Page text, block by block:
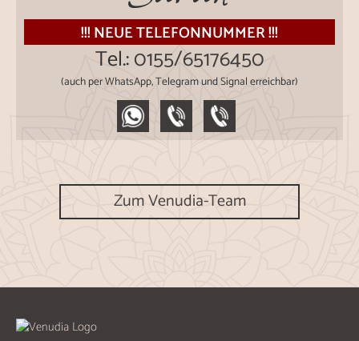
Herzlichen Dank liebe Sarah. Ich freue mich schon jetzt auf ein
Wiedersehen :-).!!! NEUE TELEFONNUMMER !!!
Tel.:0155/65176450
(auch per WhatsApp, Telegram und Signal erreichbar)
Zum Venudia-Team